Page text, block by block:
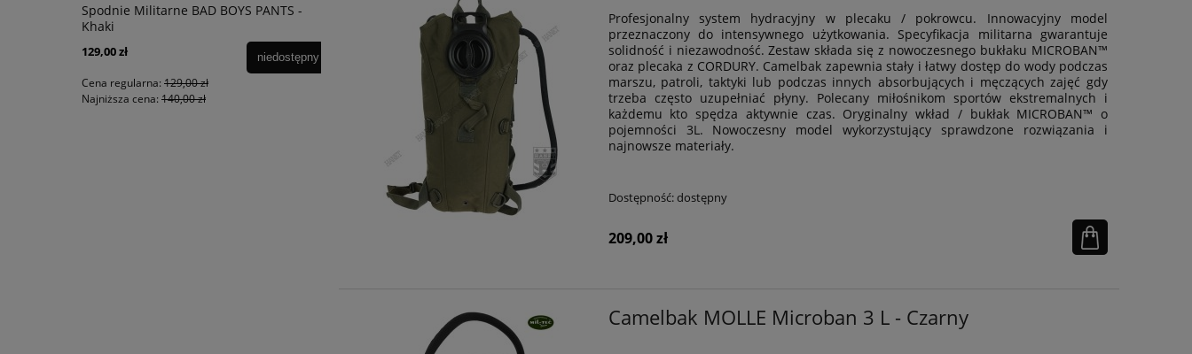
Spodnie Militarne BAD BOYS PANTS -
Khaki
129,00 zł
Cena regularna: 129,00 zł
Najniższa cena: 140,00 zł
niedostępny
Profesjonalny system hydracyjny w plecaku / pokrowcu. Innowacyjny model
przeznaczony do intensywnego użytkowania. Specyfikacja militarna gwarantuje
solidność i niezawodność. Zestaw składa się z nowoczesnego bukłaku MICROBAN™
oraz plecaka z CORDURY. Camelbak zapewnia stały i łatwy dostęp do wody podczas
marszu, patroli, taktyki lub podczas innych absorbujących i męczących zajęć gdy
trzeba często uzupełniać płyny. Polecany miłośnikom sportów ekstremalnych i
każdemu kto spędza aktywnie czas. Oryginalny wkład / bukłak MICROBAN™ o
pojemności 3L. Nowoczesny model wykorzystujący sprawdzone rozwiązania i
najnowsze materiały.
Dostępność:dostępny
209,00 zł
Camelbak MOLLE Microban 3 L - Czarny